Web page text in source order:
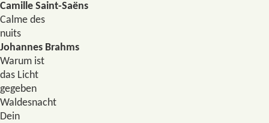
Camille Saint-Saëns
Calme des
nuits
Johannes Brahms
Warum ist
das Licht
gegeben
Waldesnacht
Dein